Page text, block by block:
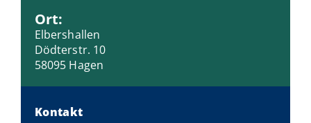
Ort:
Elbershallen
Dödterstr. 10
58095 Hagen
Kontakt